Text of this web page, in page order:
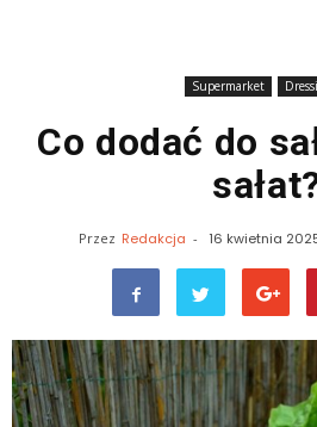
Supermarket
Co dodać do
Przez Redakcja - 16 kwietnia